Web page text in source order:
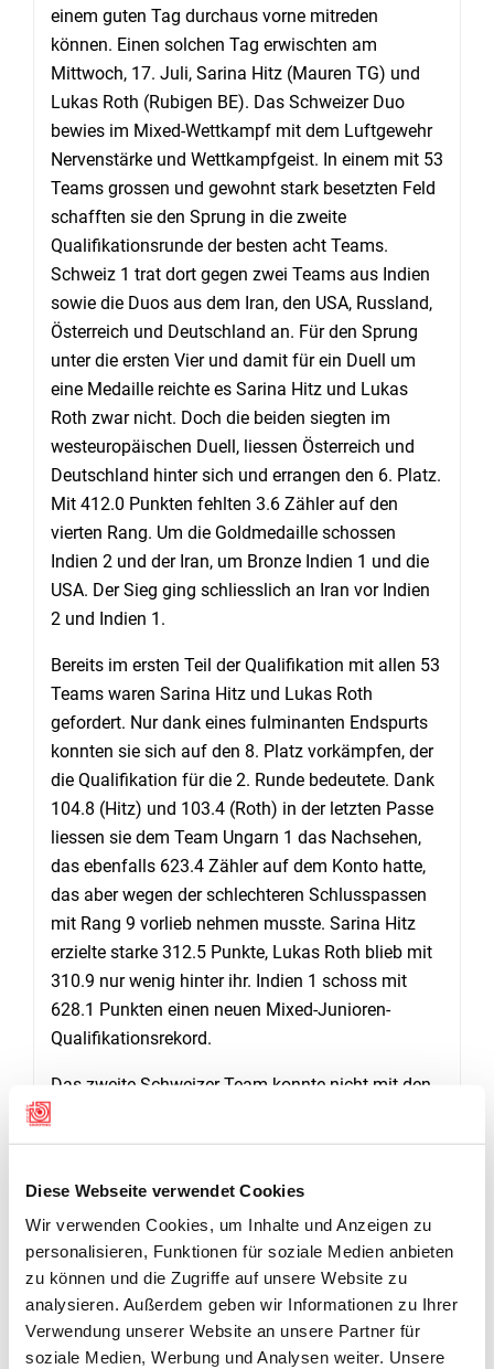
Diese Webseite verwendet Cookies
Wir verwenden Cookies, um Inhalte und Anzeigen zu
personalisieren, Funktionen für soziale Medien anbieten
zu können und die Zugriffe auf unsere Website zu
analysieren. Außerdem geben wir Informationen zu Ihrer
Verwendung unserer Website an unsere Partner für
soziale Medien, Werbung und Analysen weiter. Unsere
einem guten Tag durchaus vorne mitreden
können. Einen solchen Tag erwischten am
Mittwoch, 17. Juli, Sarina Hitz (Mauren TG) und
Lukas Roth (Rubigen BE). Das Schweizer Duo
bewies im Mixed-Wettkampf mit dem Luftgewehr
Nervenstärke und Wettkampfgeist. In einem mit 53
Teams grossen und gewohnt stark besetzten Feld
schafften sie den Sprung in die zweite
Qualifikationsrunde der besten acht Teams.
Schweiz 1 trat dort gegen zwei Teams aus Indien
sowie die Duos aus dem Iran, den USA, Russland,
Österreich und Deutschland an. Für den Sprung
unter die ersten Vier und damit für ein Duell um
eine Medaille reichte es Sarina Hitz und Lukas
Roth zwar nicht. Doch die beiden siegten im
westeuropäischen Duell, liessen Österreich und
Deutschland hinter sich und errangen den 6. Platz.
Mit 412.0 Punkten fehlten 3.6 Zähler auf den
vierten Rang. Um die Goldmedaille schossen
Indien 2 und der Iran, um Bronze Indien 1 und die
USA. Der Sieg ging schliesslich an Iran vor Indien
2 und Indien 1.
Bereits im ersten Teil der Qualifikation mit allen 53
Teams waren Sarina Hitz und Lukas Roth
gefordert. Nur dank eines fulminanten Endspurts
konnten sie sich auf den 8. Platz vorkämpfen, der
die Qualifikation für die 2. Runde bedeutete. Dank
104.8 (Hitz) und 103.4 (Roth) in der letzten Passe
liessen sie dem Team Ungarn 1 das Nachsehen,
das ebenfalls 623.4 Zähler auf dem Konto hatte,
das aber wegen der schlechteren Schlusspassen
mit Rang 9 vorlieb nehmen musste. Sarina Hitz
erzielte starke 312.5 Punkte, Lukas Roth blieb mit
310.9 nur wenig hinter ihr. Indien 1 schoss mit
628.1 Punkten einen neuen Mixed-Junioren-
Qualifikationsrekord.
Das zweite Schweizer Team konnte nicht mit den
Ursen FR) lief es nicht nach Wunsch. Er blieb mit
Teampartnerin Lisa Suremann (Mönchaltorf ZH)
steuerte sehr gute 310.4 Punkte bei. Die 614.8
Punkte im Total reichten zum 37. Rang.(van)
DOWNLOADS